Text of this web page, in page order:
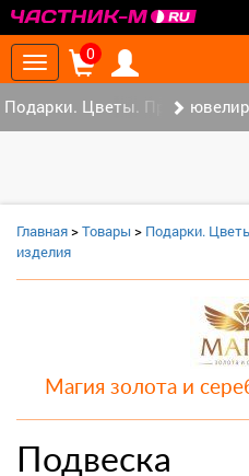
Toggle
navigation
0
Подарки. Цветы. Праздники.
Главная>Товары > Подарки.
изделия
Магия золота и
Подвеска